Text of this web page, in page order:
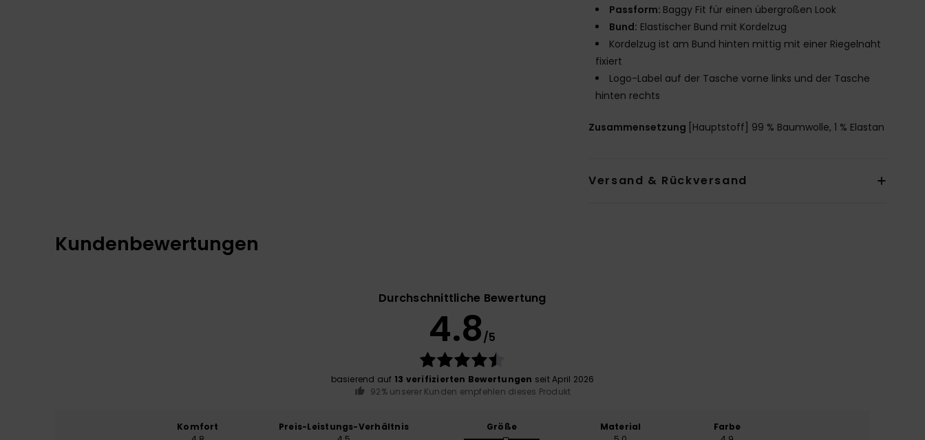
Passform: Baggy Fit für einen übergroßen Look
Bund: Elastischer Bund mit Kordelzug
Kordelzug ist am Bund hinten mittig mit einer Riegelnaht
fixiert
Logo-Label auf der Tasche vorne links und der Tasche
hinten rechts
Zusammensetzung [Hauptstoff] 99 % Baumwolle, 1 % Elastan
Versand & Rückversand
Kundenbewertungen
Durchschnittliche Bewertung
4.8/5
basierend auf 13 verifizierten Bewertungen seit April 2026
92% unserer Kunden empfehlen dieses Produkt
Komfort
Preis-Leistungs-Verhältnis
Größe
Material
Farbe